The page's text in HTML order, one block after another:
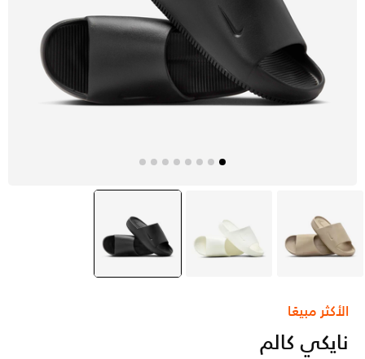
بيج ايفوري selected
أسود
الأكثر مبيعًا
نايكي كالم